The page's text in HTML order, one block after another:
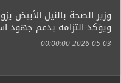
وزير الصحة بالنيل الأبيض
ويؤكد التزامه بدعم جهود
2026-05-03 00:00:00